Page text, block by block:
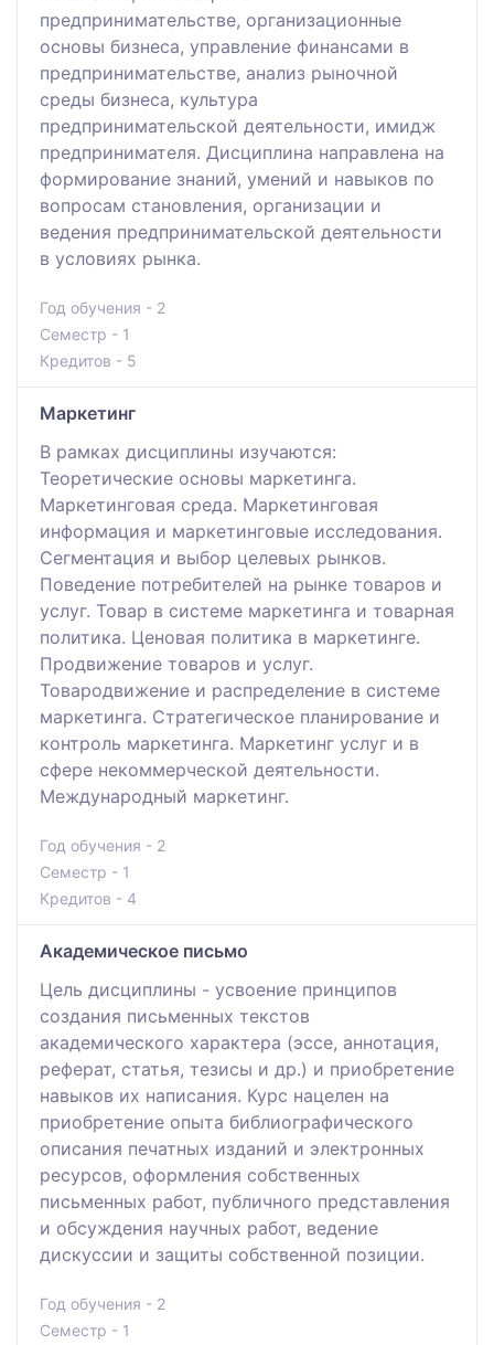
предпринимательстве, организационные
основы бизнеса, управление финансами в
предпринимательстве, анализ рыночной
среды бизнеса, культура
предпринимательской деятельности, имидж
предпринимателя. Дисциплина направлена на
формирование знаний, умений и навыков по
вопросам становления, организации и
ведения предпринимательской деятельности
в условиях рынка.
Год обучения - 2
Семестр - 1
Кредитов - 5
Маркетинг
В рамках дисциплины изучаются:
Теоретические основы маркетинга.
Маркетинговая среда. Маркетинговая
информация и маркетинговые исследования.
Сегментация и выбор целевых рынков.
Поведение потребителей на рынке товаров и
услуг. Товар в системе маркетинга и товарная
политика. Ценовая политика в маркетинге.
Продвижение товаров и услуг.
Товародвижение и распределение в системе
маркетинга. Стратегическое планирование и
контроль маркетинга. Маркетинг услуг и в
сфере некоммерческой деятельности.
Международный маркетинг.
Год обучения - 2
Семестр - 1
Кредитов - 4
Академическое письмо
Цель дисциплины - усвоение принципов
создания письменных текстов
академического характера (эссе, аннотация,
реферат, статья, тезисы и др.) и приобретение
навыков их написания. Курс нацелен на
приобретение опыта библиографического
описания печатных изданий и электронных
ресурсов, оформления собственных
письменных работ, публичного представления
и обсуждения научных работ, ведение
дискуссии и защиты собственной позиции.
Год обучения - 2
Семестр - 1